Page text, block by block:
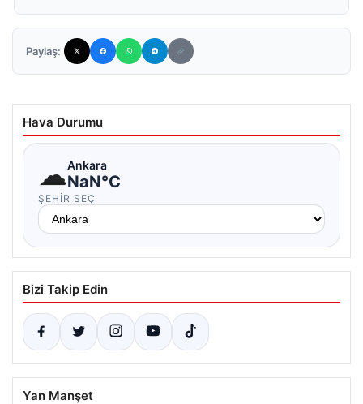
Paylaş:
Hava Durumu
☁Ankara
NaN°C
ŞEHIR SEÇ
Bizi Takip Edin
Yan Manşet